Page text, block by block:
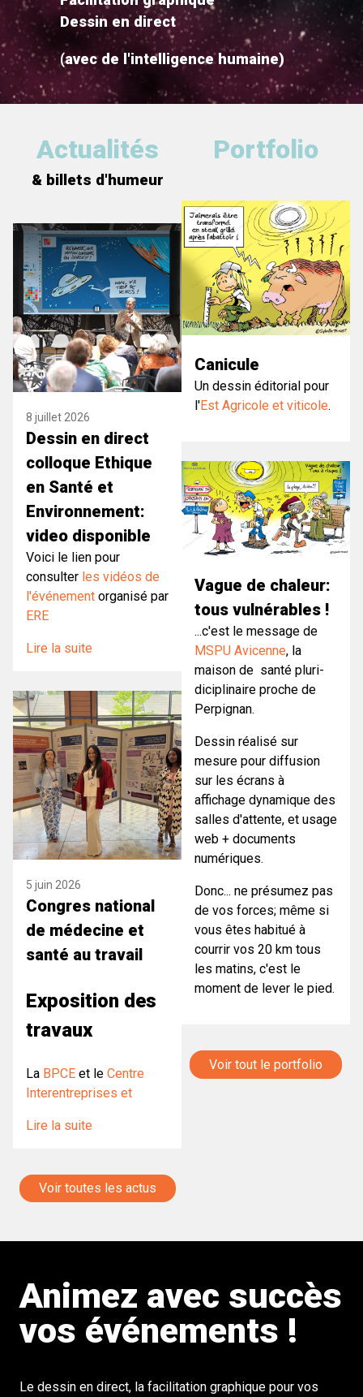
Dessin en direct
(avec de l'intelligence humaine)
Actualités
& billets d'humeur
8 juillet 2026
Dessin en direct
colloque Ethique
en Santé et
Environnement:
video disponible
Voici le lien pour
consulter les vidéos de
l'événement organisé par
ERE
Lire la suite
5 juin 2026
Congres national
de médecine et
santé au travail
Exposition des
travaux
La BPCE et le Centre
Interentreprises et
Lire la suite
Voir toutes les actus
Portfolio
Canicule
Un dessin éditorial pour
l'Est Agricole et viticole.
Vague de chaleur:
tous vulnérables !
...c'est le message de
MSPU Avicenne, la
maison de santé pluri-
diciplinaire proche de
Perpignan.
Dessin réalisé sur
mesure pour diffusion
sur les écrans à
affichage dynamique des
salles d'attente, et usage
web + documents
numériques.
Donc... ne présumez pas
de vos forces; même si
vous êtes habitué à
courrir vos 20 km tous
les matins, c'est le
moment de lever le pied.
Voir tout le portfolio
Animez avec succès
vos événements !
Le dessin en direct, la facilitation graphique pour vos